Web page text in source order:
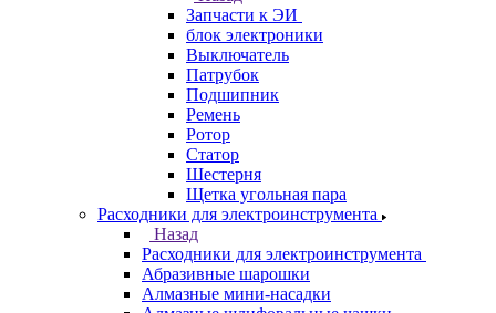
Запчасти к ЭИ
блок электроники
Выключатель
Патрубок
Подшипник
Ремень
Ротор
Статор
Шестерня
Щетка угольная пара
Расходники для электроинструмента
Назад
Расходники для электроинструмента
Абразивные шарошки
Алмазные мини-насадки